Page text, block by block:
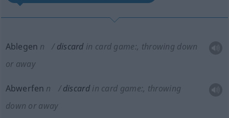
Ablegen n discard in card game:, throwing down
or away
Abwerfen n discard in card game:, throwing
down or away